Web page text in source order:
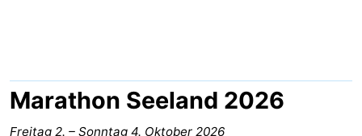
Duinoord
-
Duinweg
-
Marathon Seeland 2026
Freitag 2. – Sonntag 4. Oktober 2026